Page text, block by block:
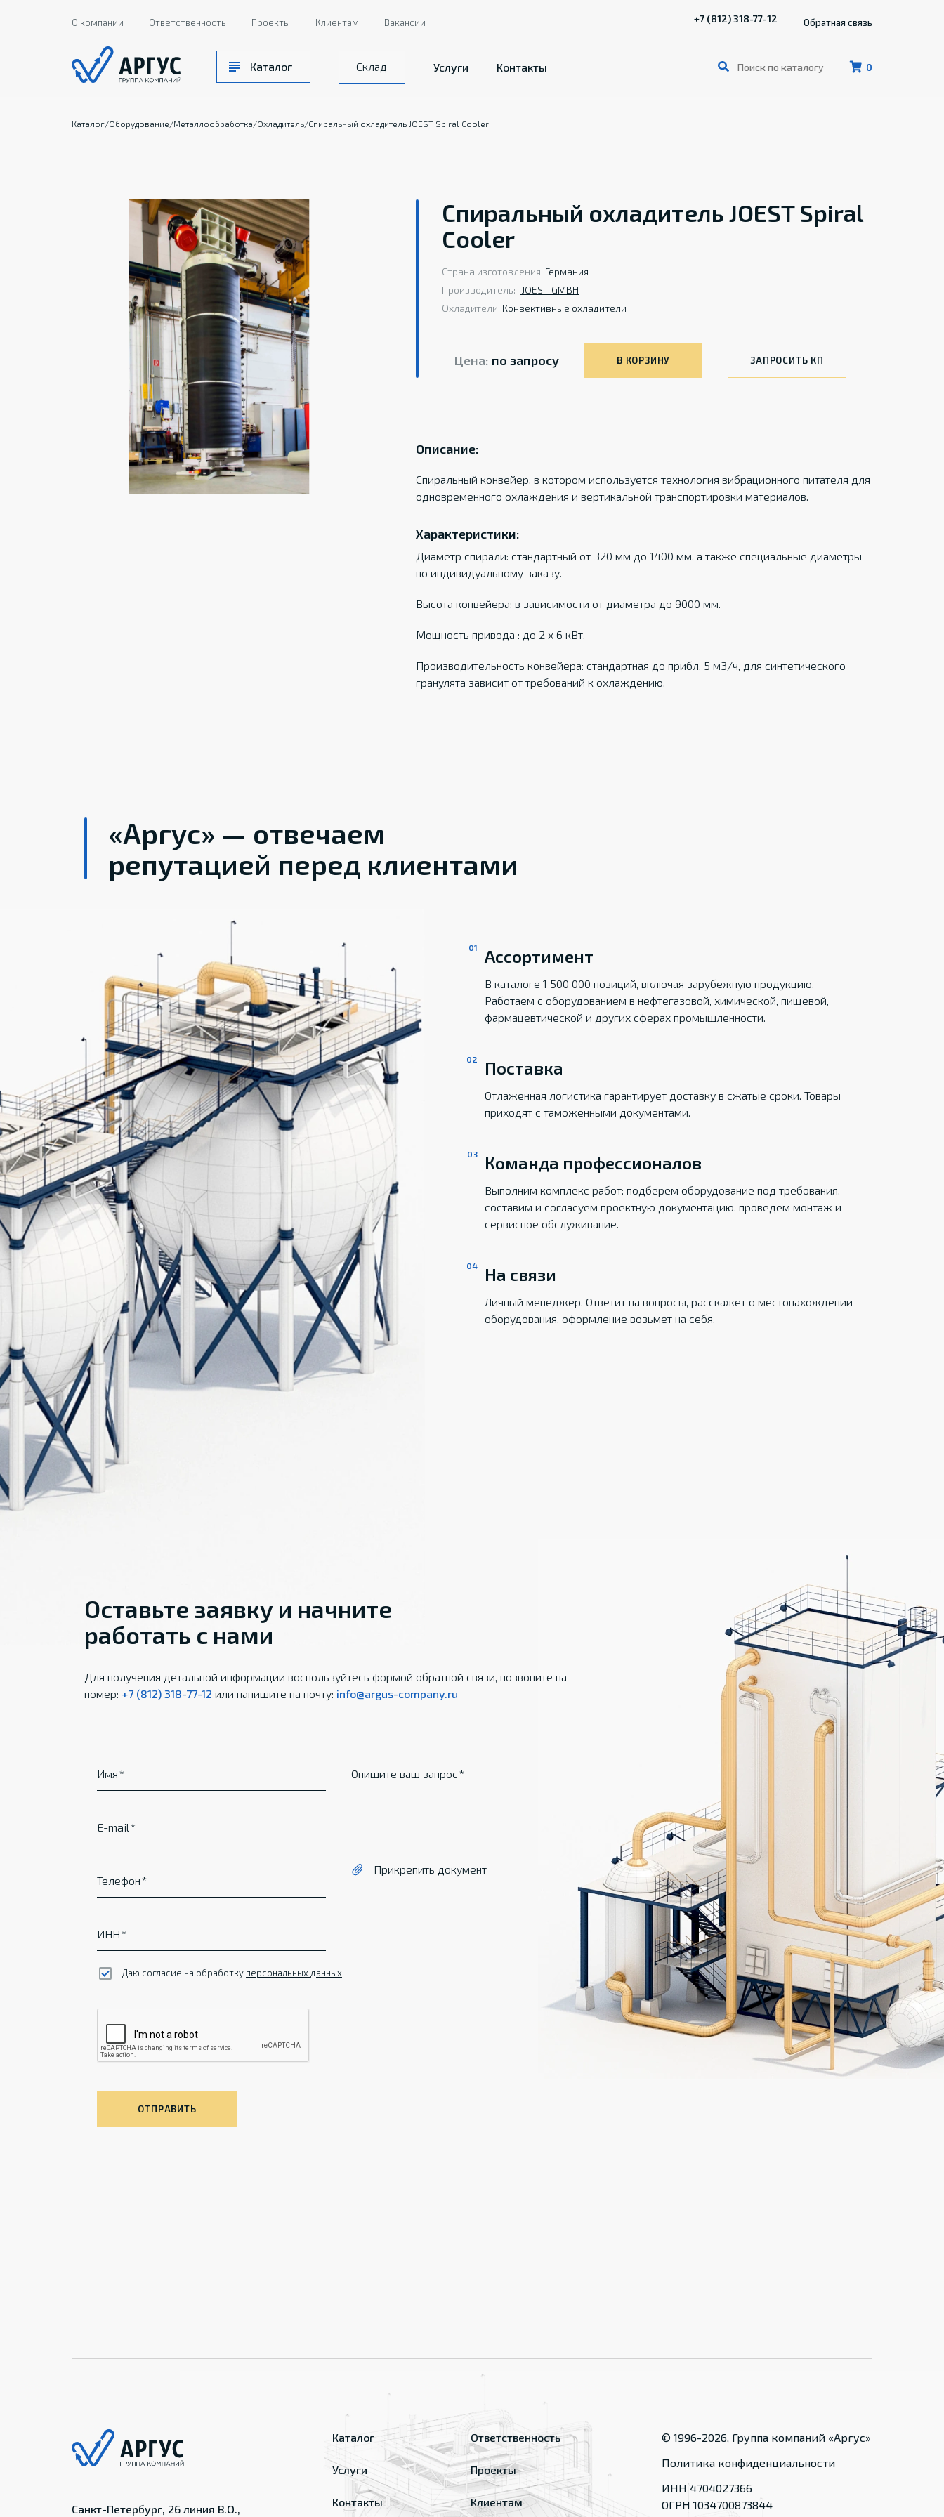
0
Каталог Склад Услуги Контакты
О компании Ответственность Проекты Клиентам Вакансии +7 (812) 318-77-12 Обратная связь
Каталог/Оборудование/Металлообработка/Охладитель/Спиральный охладитель JOEST Spiral Cooler
Спиральный охладитель JOEST Spiral
Cooler
Страна изготовления: Германия
Производитель:
JOEST GMBH
Охладители: Конвективные охладители
Цена: по запросу В КОРЗИНУ ЗАПРОСИТЬ КП
Описание:
Спиральный конвейер, в котором используется технология вибрационного питателя для
одновременного охлаждения и вертикальной транспортировки материалов.
Характеристики:
Диаметр спирали: стандартный от 320 мм до 1400 мм, а также специальные диаметры
по индивидуальному заказу.
Высота конвейера: в зависимости от диаметра до 9000 мм.
Мощность привода : до 2 х 6 кВт.
Производительность конвейера: стандартная до прибл. 5 м3/ч, для синтетического
гранулята зависит от требований к охлаждению.
«Аргус» — отвечаем
репутацией перед клиентами
Ассортимент
В каталоге 1 500 000 позиций, включая зарубежную продукцию.
Работаем с оборудованием в нефтегазовой, химической, пищевой,
фармацевтической и других сферах промышленности.
Поставка
Отлаженная логистика гарантирует доставку в сжатые сроки. Товары
приходят с таможенными документами.
Команда профессионалов
Выполним комплекс работ: подберем оборудование под требования,
составим и согласуем проектную документацию, проведем монтаж и
сервисное обслуживание.
На связи
Личный менеджер. Ответит на вопросы, расскажет о местонахождении
оборудования, оформление возьмет на себя.
Оставьте заявку и начните
работать с нами
Для получения детальной информации воспользуйтесь формой обратной связи, позвоните на
номер: +7 (812) 318-77-12 или напишите на почту: info@argus-company.ru
Имя
E-mail
Телефон
ИНН
Опишите ваш запрос
Прикрепить документ
Даю согласие на обработку персональных данных
ОТПРАВИТЬ
Санкт-Петербург, 26 линия В.О.,
Каталог
Услуги
Контакты
Ответственность
Проекты
Клиентам
© 1996-2026, Группа компаний «Аргус»
Политика конфиденциальности
ИНН 4704027366
ОГРН 1034700873844